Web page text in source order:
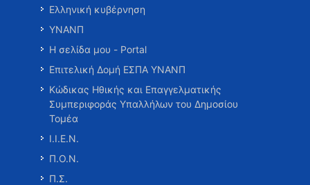
Ελληνική κυβέρνηση
ΥΝΑΝΠ
Η σελίδα μου - Portal
Επιτελική Δομή ΕΣΠΑ ΥΝΑΝΠ
Κώδικας Ηθικής και Επαγγελματικής
Συμπεριφοράς Υπαλλήλων του Δημοσίου
Τομέα
Ι.Ι.Ε.Ν.
Π.Ο.Ν.
Π.Σ.